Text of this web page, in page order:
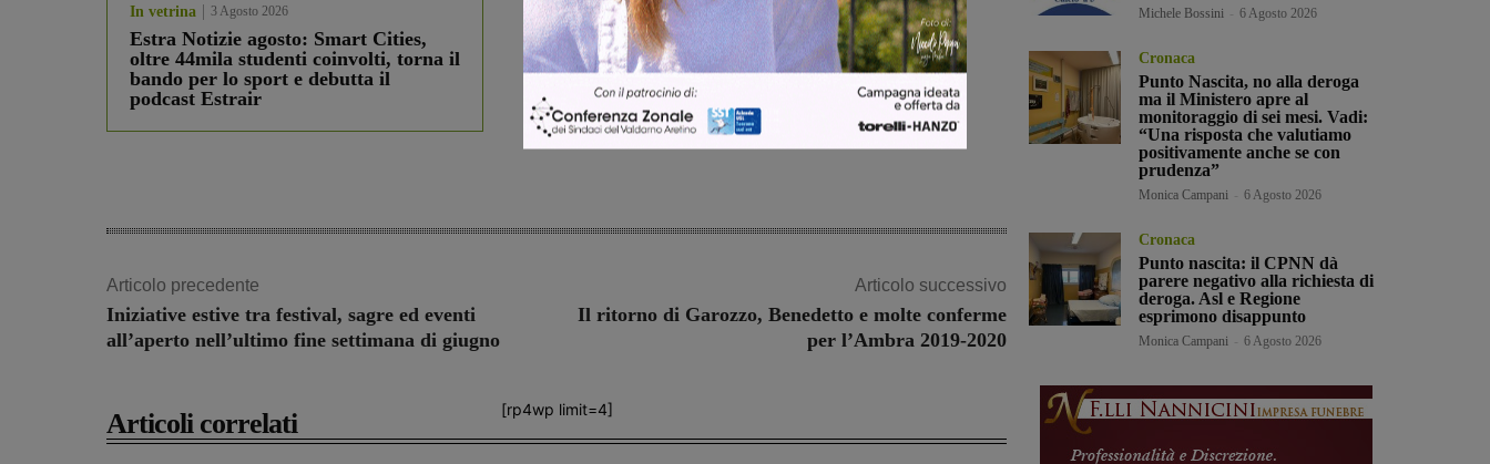
In vetrina 3 Agosto 2026
Estra Notizie agosto: Smart Cities,
oltre 44mila studenti coinvolti, torna il
bando per lo sport e debutta il
podcast Estrair
Articolo precedente
Iniziative estive tra festival, sagre ed eventi
all’aperto nell’ultimo fine settimana di giugno
Articolo successivo
Il ritorno di Garozzo, Benedetto e molte conferme
per l’Ambra 2019-2020
[rp4wp limit=4]
Articoli correlati
Michele Bossini 6 Agosto 2026
Cronaca
Punto Nascita, no alla deroga
ma il Ministero apre al
monitoraggio di sei mesi. Vadi:
“Una risposta che valutiamo
positivamente anche se con
prudenza”
Monica Campani 6 Agosto 2026
Cronaca
Punto nascita: il CPNN dà
parere negativo alla richiesta di
deroga. Asl e Regione
esprimono disappunto
Monica Campani 6 Agosto 2026